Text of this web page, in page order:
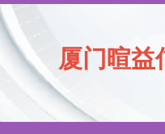
厦门暄益